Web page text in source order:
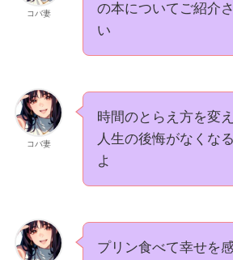
副業では月20万円〜収入
SNSはInstagram、Xでお
YouTubeで投資や節約に
コバ妻
の本についてご紹介
い
コバ妻
時間のとらえ方を変
人生の後悔がなくな
よ
プリン食べて幸せを